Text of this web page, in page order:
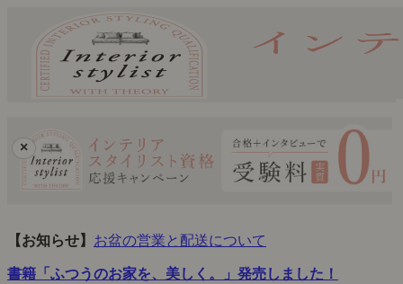
×
【お知らせ】 お盆の営業と配送について
書籍「ふつうのお家を、美しく。」発売しました！